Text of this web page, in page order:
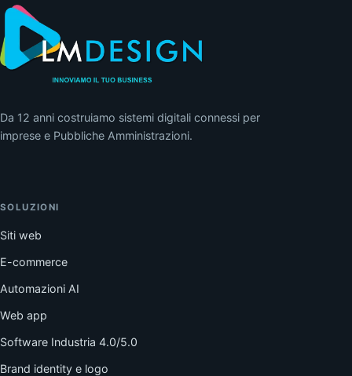
Da 12 anni costruiamo sistemi digitali connessi per
imprese e Pubbliche Amministrazioni.
SOLUZIONI
Siti web
E-commerce
Automazioni AI
Web app
Software Industria 4.0/5.0
Brand identity e logo